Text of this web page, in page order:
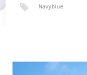
Navyblue